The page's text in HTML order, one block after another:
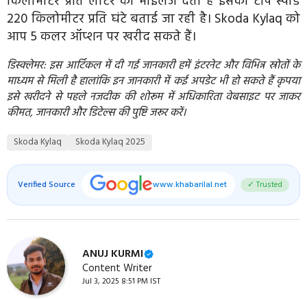
220 किलोमीटर प्रति घंटे बताई जा रही है। Skoda Kylaq को
आप 5 कलर ऑप्शन पर खरीद सकते हैं।
डिस्क्लेमर: इस आर्टिकल में दी गई जानकारी हमें इंटरनेट और विभिन्न स्रोतों के
माध्यम से मिली है हालांकि इन जानकारी में कई अपडेट भी हो सकते हैं कृपया
इसे खरीदने से पहले नजदीक की शोरूम में अधिकारिता वेबसाइट पर जाकर
कीमत, जानकारी और डिटेल्स की पुष्टि जरूर करें।
Skoda Kylaq Skoda Kylaq 2025
Verified Source www.khabarilal.net ✓ Trusted
ANUJ KURMI
Content Writer
Jul 3, 2025 8:51 PM IST